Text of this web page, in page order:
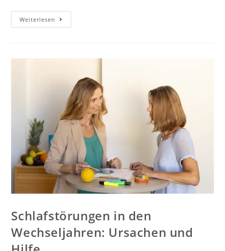
Weiterlesen Blase
Und
Schlafstörungen in den
Wechseljahren: Ursachen und